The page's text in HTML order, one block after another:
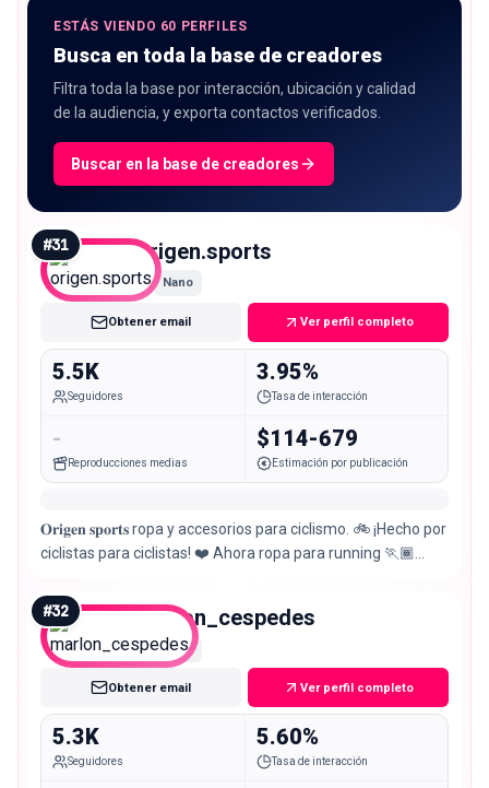
ESTÁS VIENDO 60 PERFILES
Busca en toda la base de creadores
Filtra toda la base por interacción, ubicación y calidad
de la audiencia, y exporta contactos verificados.
Buscar en la base de creadores
#31 origen.sports
Nano
Obtener email Ver perfil completo
5.5K
Seguidores
3.95%
Tasa de interacción
-
Reproducciones medias
$114-679
Estimación por publicación
𝐎𝐫𝐢𝐠𝐞𝐧 𝐬𝐩𝐨𝐫𝐭𝐬 ropa y accesorios para ciclismo. 🚲 ¡Hecho por
ciclistas para ciclistas! ❤️ Ahora ropa para running 🏃🏾
#32 marlon_cespedes
Nano
Obtener email Ver perfil completo
5.3K
Seguidores
5.60%
Tasa de interacción